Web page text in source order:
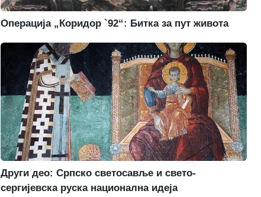
Операција „Коридор `92“: Битка за пут живота
Други део: Српско светосавље и свето-
сергијевска руска национална идеја